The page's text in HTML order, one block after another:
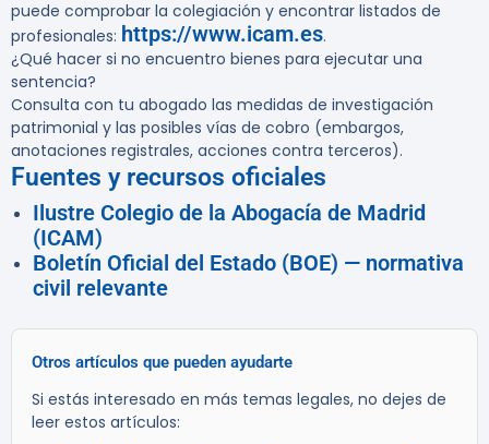
puede comprobar la colegiación y encontrar listados de
profesionales: https://www.icam.es.
¿Qué hacer si no encuentro bienes para ejecutar una
sentencia?
Consulta con tu abogado las medidas de investigación
patrimonial y las posibles vías de cobro (embargos,
anotaciones registrales, acciones contra terceros).
Fuentes y recursos oficiales
Ilustre Colegio de la Abogacía de Madrid
(ICAM)
Boletín Oficial del Estado (BOE) — normativa
civil relevante
Otros artículos que pueden ayudarte
Si estás interesado en más temas legales, no dejes de
leer estos artículos: